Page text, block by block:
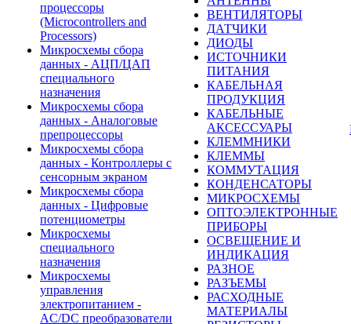
процессоры
(Microcontrollers and
Processors)
Микросхемы сбора
данных - АЦП/ЦАП
специального
назначения
Микросхемы сбора
данных - Аналоговые
препроцессоры
Микросхемы сбора
данных - Контроллеры с
сенсорным экраном
Микросхемы сбора
данных - Цифровые
потенциометры
Микросхемы
специального
назначения
Микросхемы
управления
электропитанием -
AC/DC преобразователи
ВЕНТИЛЯТОРЫ
ДАТЧИКИ
ДИОДЫ
ИСТОЧНИКИ
ПИТАНИЯ
КАБЕЛЬНАЯ
ПРОДУКЦИЯ
КАБЕЛЬНЫЕ
АКСЕССУАРЫ
КЛЕММНИКИ
КЛЕММЫ
КОММУТАЦИЯ
КОНДЕНСАТОРЫ
МИКРОСХЕМЫ
ОПТОЭЛЕКТРОННЫЕ
ПРИБОРЫ
ОСВЕЩЕНИЕ И
ИНДИКАЦИЯ
РАЗНОЕ
РАЗЪЕМЫ
РАСХОДНЫЕ
МАТЕРИАЛЫ